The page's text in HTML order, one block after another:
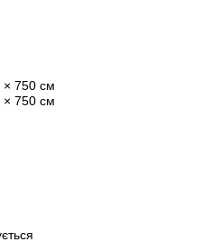
× 750 см
× 750 см